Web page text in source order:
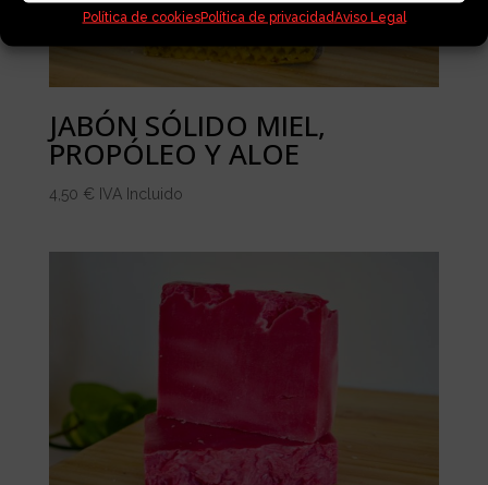
Política de cookiesPolítica de privacidadAviso Legal
JABÓN SÓLIDO MIEL,
PROPÓLEO Y ALOE
4,50 € IVA Incluido